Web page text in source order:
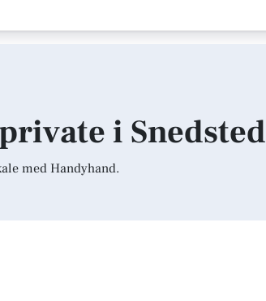
i Snedsted
med Handyhand.